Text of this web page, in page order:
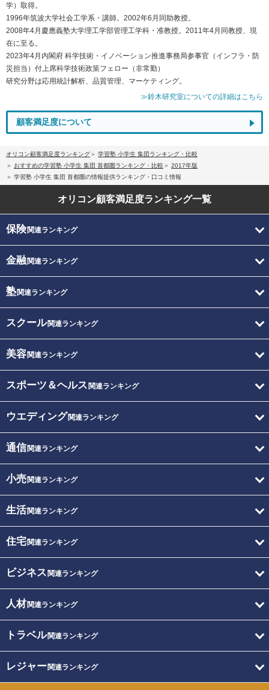
学）取得。
1996年筑波大学社会工学系・講師。2002年6月同助教授。
2008年4月慶應義塾大学理工学部管理工学科・准教授。2011年4月同教授、現
在に至る。
2023年4月内閣府 科学技術・イノベーション推進事務局参事官（インフラ・防
災担当）付上席科学技術政策フェロー（非常勤）
研究分野は応用統計解析、品質管理、マーケティング。
≫鈴木研究室についての詳細はこちら
顧客満足度について
オリコン顧客満足度ランキング
学習塾 小学生 集団ランキング・比較
おすすめの学習塾 小学生 集団 首都圏ランキング・比較
2017年版
学習塾 小学生 集団 首都圏の情報提供ランキング・口コミ情報
オリコン顧客満足度ランキング一覧
保険関連ランキング
金融関連ランキング
塾関連ランキング
スクール関連ランキング
美容関連ランキング
スポーツ＆ヘルス 関連ランキング
ウエディング関連ランキング
通信関連ランキング
小売関連ランキング
生活関連ランキング
住宅関連ランキング
ビジネス 関連ランキング
人材関連ランキング
トラベル関連ランキング
レジャー関連ランキング